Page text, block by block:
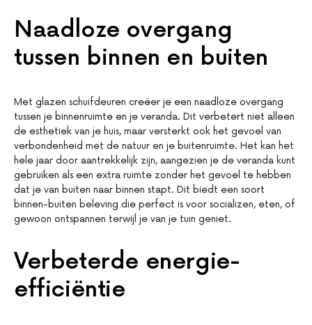
Naadloze overgang
tussen binnen en buiten
Met glazen schuifdeuren creëer je een naadloze overgang
tussen je binnenruimte en je veranda. Dit verbetert niet alleen
de esthetiek van je huis, maar versterkt ook het gevoel van
verbondenheid met de natuur en je buitenruimte. Het kan het
hele jaar door aantrekkelijk zijn, aangezien je de veranda kunt
gebruiken als een extra ruimte zonder het gevoel te hebben
dat je van buiten naar binnen stapt. Dit biedt een soort
binnen-buiten beleving die perfect is voor socializen, eten, of
gewoon ontspannen terwijl je van je tuin geniet.
Verbeterde energie-
efficiëntie